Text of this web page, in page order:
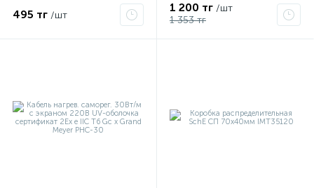
495 тг /шт
1 200 тг /шт
1 353 тг